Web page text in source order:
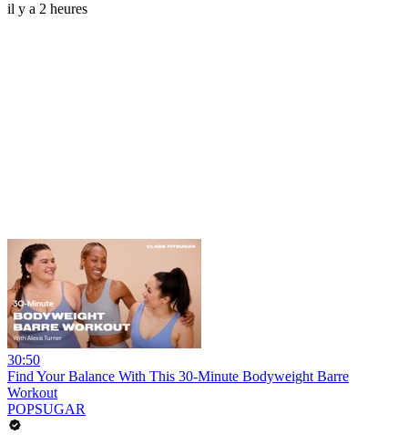
il y a 2 heures
30:50
Find Your Balance With This 30-Minute Bodyweight Barre
Workout
POPSUGAR